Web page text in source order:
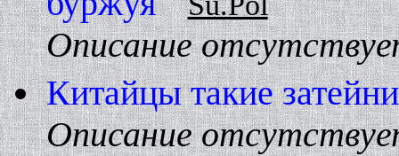
Описание
Китайцы такие
Описание